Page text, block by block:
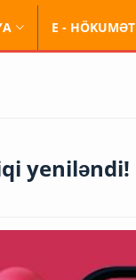
E - HÖKUMƏT
yeniləndi!